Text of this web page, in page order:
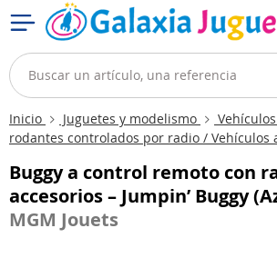
Inicio Juguetes y modelismo Vehículos
rodantes controlados por radio / Vehículos
Buggy a control remoto con
accesorios – Jumpin’ Buggy
MGM Jouets